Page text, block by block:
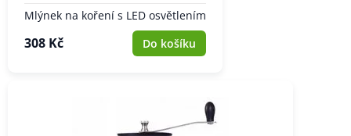
Mlýnek na koření s LED osvětlením
308 Kč Do košíku